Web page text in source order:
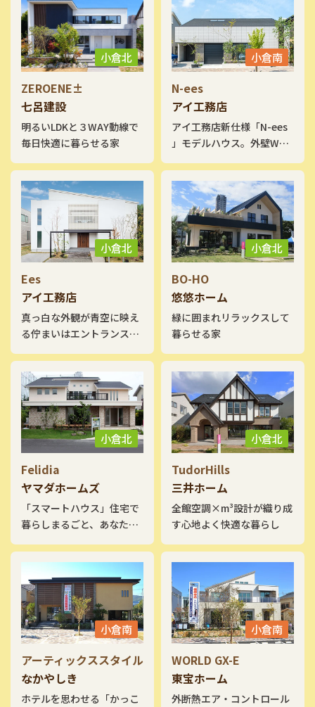
小倉北
ZEROENE±
七呂建設
明るいLDKと３WAY動線で
毎日快適に暮らせる家
小倉南
N-ees
アイ工務店
アイ工務店新仕様「N-ees
」モデルハウス。外壁W断
モチーフにした外観と、ビ
ルトインガレージを囲む
LDK 。お気に入りのMINIと
いつも一緒です。 生活空間
の近くにハーフ収納、その
上にLDKと吹抜でつながる
スキップフロアの子供室、
ロフトや小屋裏収納など得
意の収納や立体的な空間構
成を感じてください。
小倉北
Ees
アイ工務店
真っ白な外観が青空に映え
る佇まいはエントランスの
抜けに向かって伸びるアイ
アン階段が来訪者を出迎え
ます。ちょっと籠れる畳敷
のハーフ収納や1.5階の趣味
部屋、小屋裏空間を活用し
たシアタールームは多彩な
アイデア空間の使い方提案
も見どころです。他にもデ
ザイン性豊かなアイデアが
いっぱいです。是非一度ご
覧になって下さい。
小倉北
BO-HO
悠悠ホーム
緑に囲まれリラックスして
暮らせる家
小倉北
Felidia
ヤマダホームズ
「スマートハウス」住宅で
暮らしまるごと、あなたの
小倉北
TudorHills
三井ホーム
全館空調×m³設計が織り成
す心地よく快適な暮らし
小倉南
アーティックススタイル
なかやしき
ホテルを思わせる「かっこ
小倉南
WORLD GX-E
東宝ホーム
外断熱エア・コントロール